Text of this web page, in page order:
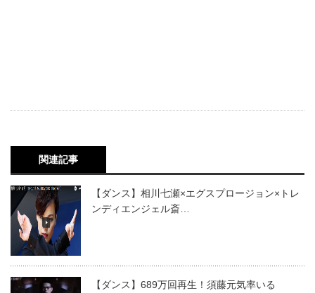
関連記事
【ダンス】相川七瀬×エグスプロージョン×ト­レ
ンディエンジェル斎…
【ダンス】689万回再生！須藤元気率いる